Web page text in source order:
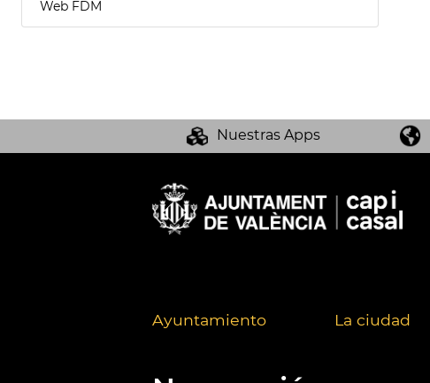
Web FDM
Nuestras Apps
Ayuntamiento La ciudad